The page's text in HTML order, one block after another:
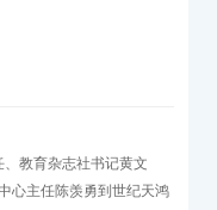
教育杂志社书记黄文
心主任陈羡勇到世纪天鸿